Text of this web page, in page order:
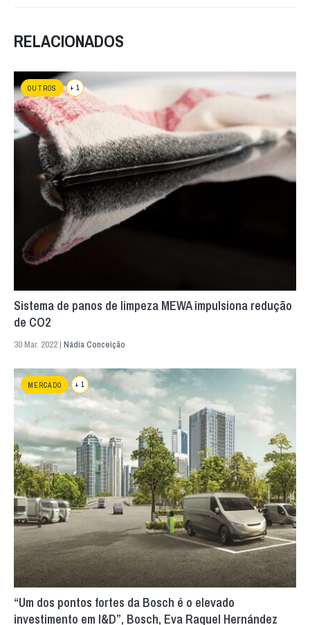
RELACIONADOS
OUTROS + 1
Sistema de panos de limpeza MEWA impulsiona redução
de CO2
30 Mar. 2022 | Nádia Conceição
MERCADO + 1
“Um dos pontos fortes da Bosch é o elevado
investimento em I&D”, Bosch, Eva Raquel Hernández